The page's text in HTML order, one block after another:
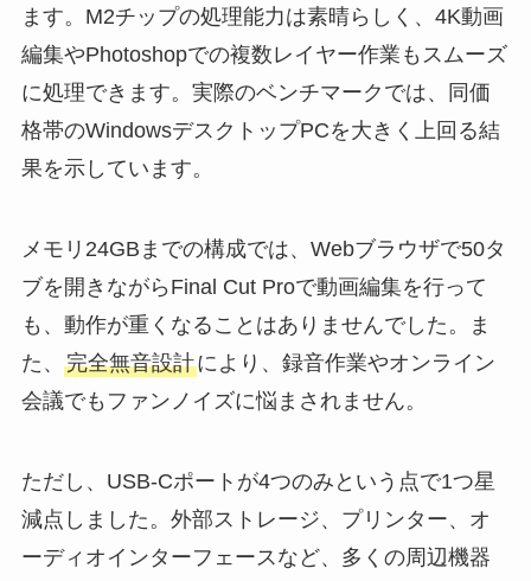
ます。M2チップの処理能力は素晴らしく、4K動画
編集やPhotoshopでの複数レイヤー作業もスムーズ
に処理できます。実際のベンチマークでは、同価
格帯のWindowsデスクトップPCを大きく上回る結
果を示しています。
メモリ24GBまでの構成では、Webブラウザで50タ
ブを開きながらFinal Cut Proで動画編集を行って
も、動作が重くなることはありませんでした。ま
た、 完全無音設計により、録音作業やオンライン
会議でもファンノイズに悩まされません。
ただし、USB-Cポートが4つのみという点で1つ星
減点しました。外部ストレージ、プリンター、オ
ーディオインターフェースなど、多くの周辺機器